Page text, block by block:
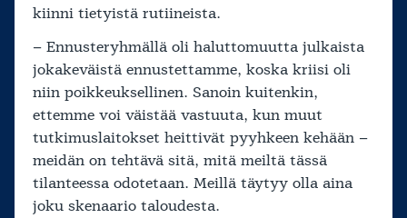
kiinni tietyistä rutiineista.
– Ennusteryhmällä oli haluttomuutta julkaista
jokakeväistä ennustettamme, koska kriisi oli
niin poikkeuksellinen. Sanoin kuitenkin,
ettemme voi väistää vastuuta, kun muut
tutkimuslaitokset heittivät pyyhkeen kehään –
meidän on tehtävä sitä, mitä meiltä tässä
tilanteessa odotetaan. Meillä täytyy olla aina
joku skenaario taloudesta.